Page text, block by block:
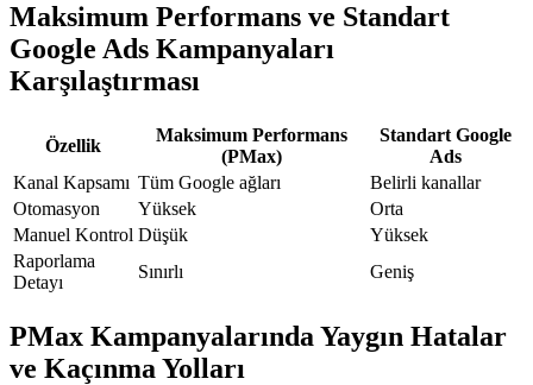
Maksimum Performans ve Standart
Google Ads Kampanyaları
Karşılaştırması
Özellik
Maksimum Performans
(PMax)
Standart Google
Ads
Kanal Kapsamı Tüm Google ağları
Belirli kanallar
Otomasyon
Yüksek
Orta
Manuel Kontrol Düşük
Yüksek
Raporlama
Detayı
Sınırlı Geniş
PMax Kampanyalarında Yaygın Hatalar
ve Kaçınma Yolları